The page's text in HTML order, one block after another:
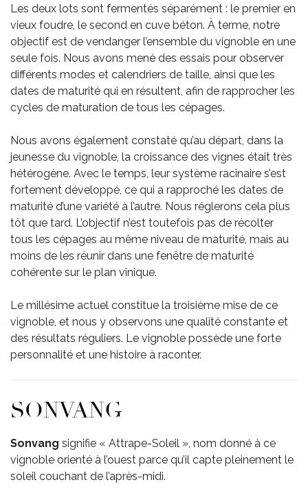
Les deux lots sont fermentés séparément : le premier en
vieux foudre, le second en cuve béton. À terme, notre
objectif est de vendanger l’ensemble du vignoble en une
seule fois. Nous avons mené des essais pour observer
différents modes et calendriers de taille, ainsi que les
dates de maturité qui en résultent, afin de rapprocher les
cycles de maturation de tous les cépages.
Nous avons également constaté qu’au départ, dans la
jeunesse du vignoble, la croissance des vignes était très
hétérogène. Avec le temps, leur système racinaire s’est
fortement développé, ce qui a rapproché les dates de
maturité d’une variété à l’autre. Nous réglerons cela plus
tôt que tard. L’objectif n’est toutefois pas de récolter
tous les cépages au même niveau de maturité, mais au
moins de les réunir dans une fenêtre de maturité
cohérente sur le plan vinique.
Le millésime actuel constitue la troisième mise de ce
vignoble, et nous y observons une qualité constante et
des résultats réguliers. Le vignoble possède une forte
personnalité et une histoire à raconter.
SONVANG
Sonvang signifie « Attrape-Soleil », nom donné à ce
vignoble orienté à l’ouest parce qu’il capte pleinement le
soleil couchant de l’après-midi.